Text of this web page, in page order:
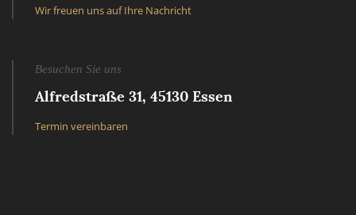
Wir freuen uns auf Ihre Nachricht
Besuchen Sie uns
Alfredstraße 31, 45130 Essen
Termin vereinbaren